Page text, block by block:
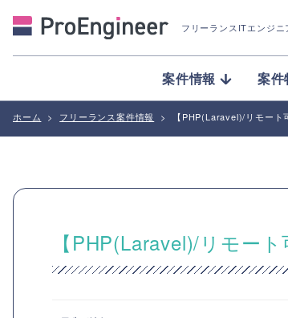
フリーランスITエンジ
案件情報 案件
ホーム > フリーランス案件情報 > 【PHP(Laravel)/リモー
【PHP(Laravel)/リモー